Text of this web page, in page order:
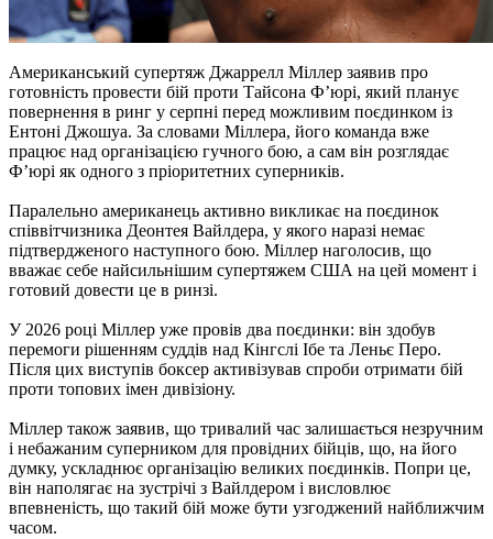
Американський супертяж Джаррелл Міллер заявив про
готовність провести бій проти Тайсона Ф’юрі, який планує
повернення в ринг у серпні перед можливим поєдинком із
Ентоні Джошуа. За словами Міллера, його команда вже
працює над організацією гучного бою, а сам він розглядає
Ф’юрі як одного з пріоритетних суперників.
Паралельно американець активно викликає на поєдинок
співвітчизника Деонтея Вайлдера, у якого наразі немає
підтвердженого наступного бою. Міллер наголосив, що
вважає себе найсильнішим супертяжем США на цей момент і
готовий довести це в ринзі.
У 2026 році Міллер уже провів два поєдинки: він здобув
перемоги рішенням суддів над Кінгслі Ібе та Леньє Перо.
Після цих виступів боксер активізував спроби отримати бій
проти топових імен дивізіону.
Міллер також заявив, що тривалий час залишається незручним
і небажаним суперником для провідних бійців, що, на його
думку, ускладнює організацію великих поєдинків. Попри це,
він наполягає на зустрічі з Вайлдером і висловлює
впевненість, що такий бій може бути узгоджений найближчим
часом.